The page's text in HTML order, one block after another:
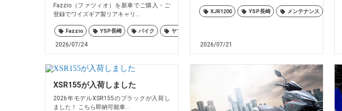
Fazzio（ファツィオ）を新車でご購入・ご
登録でワイズギア製リアキャリ...
Fazzio YSP長崎 バイク ヤマハ
2026/07/24
XJR1200 YSP長崎 メンテナンス
2026/07/21
XSR155が入荷しました
2026年モデルXSR155のブラックが入荷し
ました！ こちら即納可能車...